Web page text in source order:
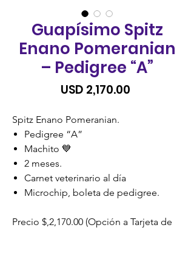
Guapísimo Spitz
Enano Pomeranian
– Pedigree “A”
USD 2,170.00
Spitz Enano Pomeranian.
Pedigree “A”
Machito 💙
2 meses.
Carnet veterinario al día
Microchip, boleta de pedigree.
Precio $,2,170.00 (Opción a Tarjeta de